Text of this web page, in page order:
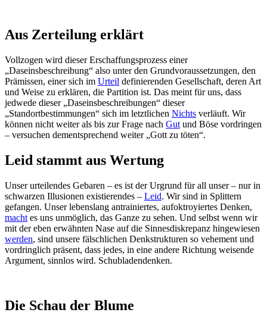
Aus Zerteilung erklärt
Vollzogen wird dieser Erschaffungsprozess einer
„Daseinsbeschreibung“ also unter den Grundvoraussetzungen, den
Prämissen, einer sich im Urteil definierenden Gesellschaft, deren Art
und Weise zu erklären, die Partition ist. Das meint für uns, dass
jedwede dieser „Daseinsbeschreibungen“ dieser
„Standortbestimmungen“ sich im letztlichen Nichts verläuft. Wir
können nicht weiter als bis zur Frage nach Gut und Böse vordringen
– versuchen dementsprechend weiter „Gott zu töten“.
Leid stammt aus Wertung
Unser urteilendes Gebaren – es ist der Urgrund für all unser – nur in
schwarzen Illusionen existierendes – Leid. Wir sind in Splittern
gefangen. Unser lebenslang antrainiertes, aufoktroyiertes Denken,
macht es uns unmöglich, das Ganze zu sehen. Und selbst wenn wir
mit der eben erwähnten Nase auf die Sinnesdiskrepanz hingewiesen
werden, sind unsere fälschlichen Denkstrukturen so vehement und
vordringlich präsent, dass jedes, in eine andere Richtung weisende
Argument, sinnlos wird. Schubladendenken.
Die Schau der Blume